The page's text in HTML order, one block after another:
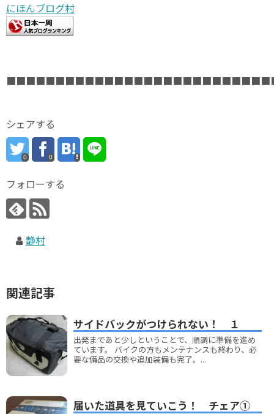
にほんブログ村
シェアする
0 0
フォローする
静村
関連記事
サイドバックがつけられない！ １
出発まであと少しということで、順調に準備を進め
ています。 バイクの方もメンテナンスも終わり、必
要な備品の交換や追加装備も完了。...
届いた道具を見ていこう！ チェア①